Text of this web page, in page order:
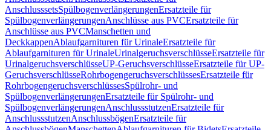
AnschlusssetsSpülbogenverlängerungenErsatzteile für
SpülbogenverlängerungenAnschlüsse aus PVCErsatzteile für
Anschlüsse aus PVCManschetten und
DeckkappenAblaufgarnituren für UrinaleErsatzteile für
Ablaufgarnituren für UrinaleUrinalgeruchsverschlüsseErsatzteile für
UrinalgeruchsverschlüsseUP-GeruchsverschlüsseErsatzteile für UP-
GeruchsverschlüsseRohrbogengeruchsverschlüssesErsatzteile für
RohrbogengeruchsverschlüssesSpülrohr- und
SpülbogenverlängerungenErsatzteile für Spülrohr- und
SpülbogenverlängerungenAnschlussstutzenErsatzteile für
AnschlussstutzenAnschlussbögenErsatzteile für